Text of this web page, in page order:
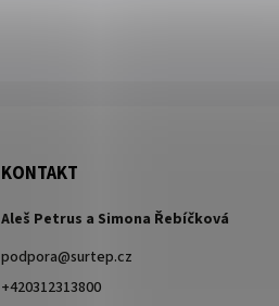
KONTAKT
Aleš Petrus a Simona Řebíčková
podpora@surtep.cz
+420312313800